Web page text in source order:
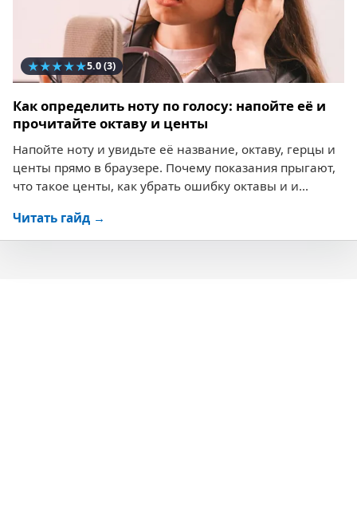
★★★★★5.0(3)
Как определить ноту по голосу: напойте её и
прочитайте октаву и центы
Напойте ноту и увидьте её название, октаву, герцы и
центы прямо в браузере. Почему показания прыгают,
что такое центы, как убрать ошибку октавы и и...
Читать гайд →